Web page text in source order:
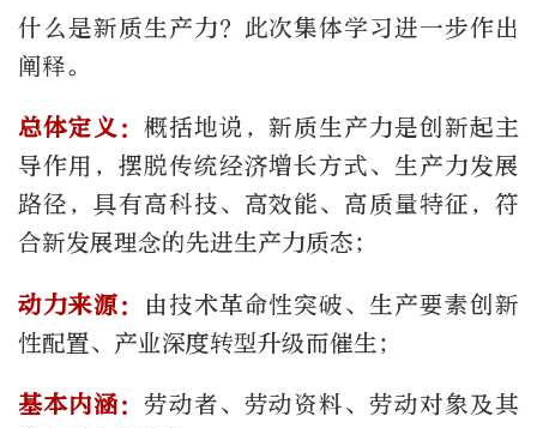
什么是新质生产力？此次集体学习进一步作出
阐释。
总体定义： 概括地说，新质生产力是创新起主
导作用，摆脱传统经济增长方式、生产力发展
路径，具有高科技、高效能、高质量特征，符
合新发展理念的先进生产力质态；
动力来源：
由技术革命性突破、生产要素创新
性配置、产业深度转型升级而催生；
基本内涵： 劳动者、劳动资料、劳动对象及其